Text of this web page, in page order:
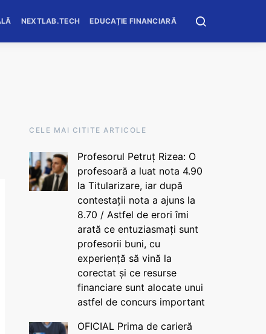
NEXTLAB.TECH EDUCAȚIE FINANCIARĂ
CELE MAI CITITE ARTICOLE
Profesorul Petruț Rizea: O
profesoară a luat nota 4.90
la Titularizare, iar după
contestații nota a ajuns la
8.70 / Astfel de erori îmi
arată ce entuziasmați sunt
profesorii buni, cu
experiență să vină la
corectat și ce resurse
financiare sunt alocate unui
astfel de concurs important
OFICIAL Prima de carieră